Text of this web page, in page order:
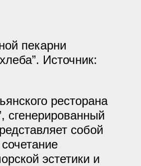
пекарни
Источник:
ресторана
сгенерированный
собой
эстетики и